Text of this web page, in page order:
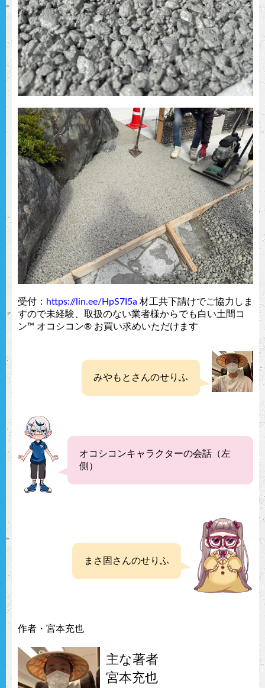
受付： https://lin.ee/HpS7I5a 材工共下請けでご協力しま
すので未経験、取扱のない業者様からでも白い土間コ
ン™︎ オコシコン®︎ お買い求めいただけます
みやもとさんのせりふ
オコシコンキャラクターの会話（左
側）
まさ固さんのせりふ
作者・宮本充也
主な著者
宮本充也